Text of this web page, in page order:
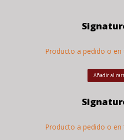
Producto a pedido o
Añadir al
Producto a pedido o